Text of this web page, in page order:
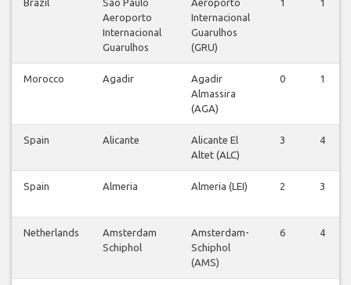
Aeroporto
Internacional
Guarulhos
Internacional
Guarulhos
(GRU)
Morocco Agadir
Agadir
Almassira
(AGA)
0 1
Spain Alicante
Alicante El
Altet (ALC)
3 4
Spain Almeria Almeria (LEI) 2 3
Netherlands
Amsterdam
Schiphol
Amsterdam-
Schiphol
(AMS)
6 4